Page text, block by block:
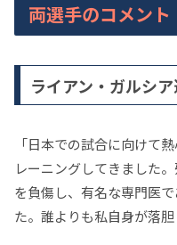
両選手のコメント
ライアン・ガルシ
「日本での試合に向けて
レーニングしてきました
を負傷し、有名な専門医
た。誰よりも私自身が落胆